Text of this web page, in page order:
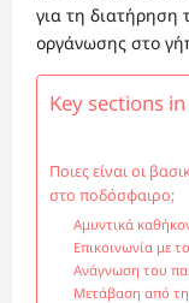
για τη διατήρηση
οργάνωσης στο
Key sections
Ποιες είναι οι
στο ποδόσφαιρο;
Αμυντικά
Επικοινωνία με
Ανάγνωση του
Μετάβαση από